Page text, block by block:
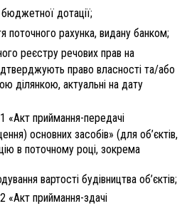
дотації;
поточного рахунка, видану банком;
реєстру речових прав на
право власності та/або
ділянкою, актуальні на дату
приймання-передачі
основних засобів» (для об’єктів,
в поточному році, зокрема
вартості будівництва об’єктів;
приймання-здачі